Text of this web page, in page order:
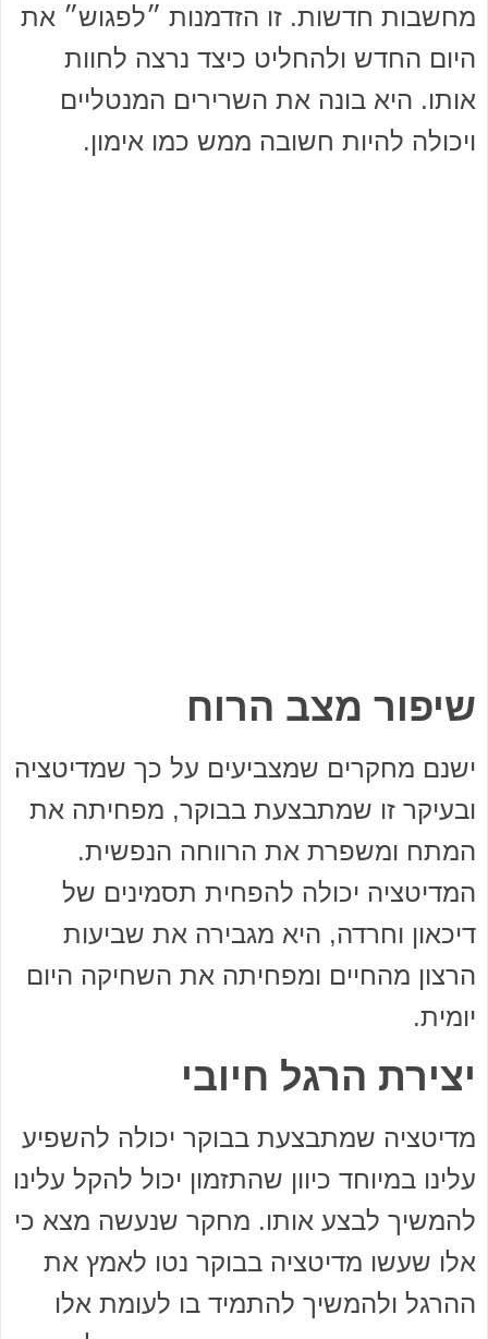
מחשבות חדשות. זו הזדמנות ״לפגוש״ את
היום החדש ולהחליט כיצד נרצה לחוות
אותו. היא בונה את השרירים המנטליים
ויכולה להיות חשובה ממש כמו אימון.
שיפור מצב הרוח
ישנם מחקרים שמצביעים על כך שמדיטציה
ובעיקר זו שמתבצעת בבוקר, מפחיתה את
המתח ומשפרת את הרווחה הנפשית.
המדיטציה יכולה להפחית תסמינים של
דיכאון וחרדה, היא מגבירה את שביעות
הרצון מהחיים ומפחיתה את השחיקה היום
יומית.
יצירת הרגל חיובי
מדיטציה שמתבצעת בבוקר יכולה להשפיע
עלינו במיוחד כיוון שהתזמון יכול להקל עלינו
להמשיך לבצע אותו. מחקר שנעשה מצא כי
אלו שעשו מדיטציה בבוקר נטו לאמץ את
ההרגל ולהמשיך להתמיד בו לעומת אלו